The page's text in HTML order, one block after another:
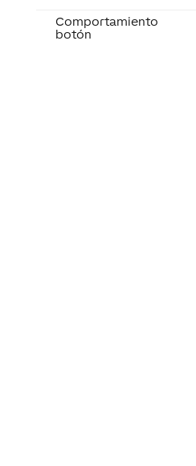
Comportamiento
botón